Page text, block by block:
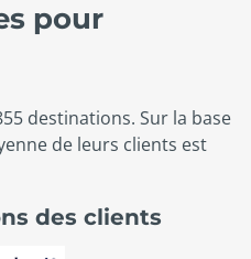
pour
destinations. Sur la base
de leurs clients est
des clients